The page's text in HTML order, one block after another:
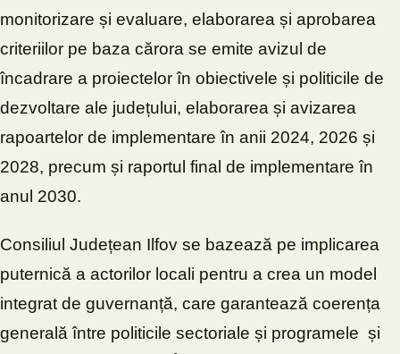
monitorizare și evaluare, elaborarea și aprobarea
criteriilor pe baza cărora se emite avizul de
încadrare a proiectelor în obiectivele și politicile de
dezvoltare ale județului, elaborarea și avizarea
rapoartelor de implementare în anii 2024, 2026 și
2028, precum și raportul final de implementare în
anul 2030.
Consiliul Județean Ilfov se bazează pe implicarea
puternică a actorilor locali pentru a crea un model
integrat de guvernanță, care garantează coerența
generală între politicile sectoriale și programele și